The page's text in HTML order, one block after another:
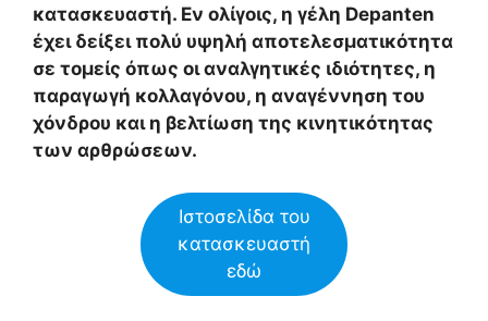
κατασκευαστή. Εν ολίγοις, η γέλη Depanten
έχει δείξει πολύ υψηλή αποτελεσματικότητα
σε τομείς όπως οι αναλγητικές ιδιότητες, η
παραγωγή κολλαγόνου, η αναγέννηση του
χόνδρου και η βελτίωση της κινητικότητας
των αρθρώσεων.
Ιστοσελίδα του
κατασκευαστή
εδώ